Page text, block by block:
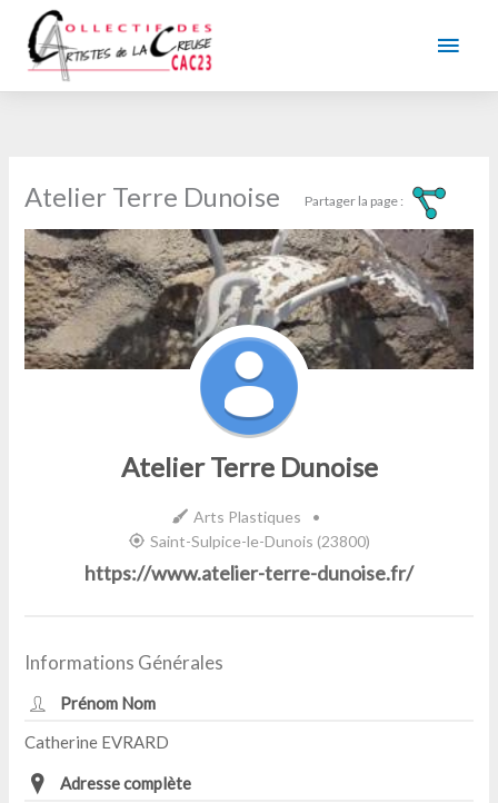
contenu
Atelier Terre Dunoise
Atelier Terre Dunoise
Arts Plastiques
•
Saint-Sulpice-le-Dunois (23800)
https://www.atelier-terre-dunoise.fr/
Informations Générales
Prénom Nom
Catherine EVRARD
Adresse complète